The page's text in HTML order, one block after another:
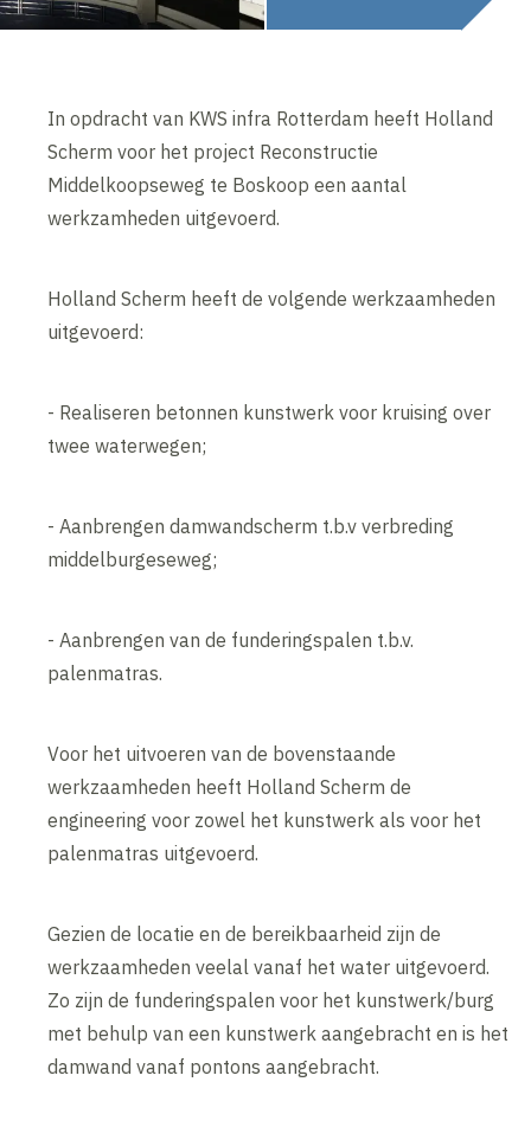
In opdracht van KWS infra Rotterdam heeft Holland
Scherm voor het project Reconstructie
Middelkoopseweg te Boskoop een aantal
werkzamheden uitgevoerd.
Holland Scherm heeft de volgende werkzaamheden
uitgevoerd:
- Realiseren betonnen kunstwerk voor kruising over
twee waterwegen;
- Aanbrengen damwandscherm t.b.v verbreding
middelburgeseweg;
- Aanbrengen van de funderingspalen t.b.v.
palenmatras.
Voor het uitvoeren van de bovenstaande
werkzaamheden heeft Holland Scherm de
engineering voor zowel het kunstwerk als voor het
palenmatras uitgevoerd.
Gezien de locatie en de bereikbaarheid zijn de
werkzaamheden veelal vanaf het water uitgevoerd.
Zo zijn de funderingspalen voor het kunstwerk/burg
met behulp van een kunstwerk aangebracht en is het
damwand vanaf pontons aangebracht.